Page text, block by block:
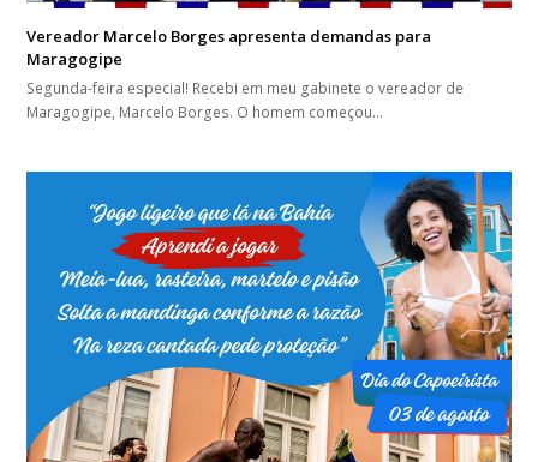
Vereador Marcelo Borges apresenta demandas para
Maragogipe
Segunda-feira especial! Recebi em meu gabinete o vereador de
Maragogipe, Marcelo Borges. O homem começou…